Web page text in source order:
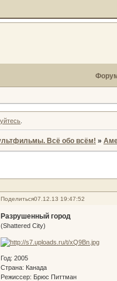
Всё обо всём! »
Поделиться07.12.13 19:47:52
Разрушенный город
(Shattered City)
Год: 2005
Страна: Канада
Режиссер: Брюс Питтман